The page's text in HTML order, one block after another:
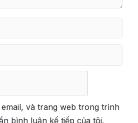
và trang web trong trình
bình luận kế tiếp của tôi.